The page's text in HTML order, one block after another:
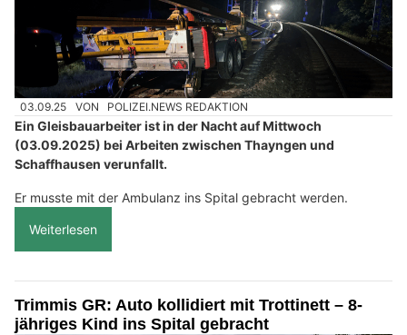
03.09.25 VON POLIZEI.NEWS REDAKTION
Ein Gleisbauarbeiter ist in der Nacht auf Mittwoch
(03.09.2025) bei Arbeiten zwischen Thayngen und
Schaffhausen verunfallt.
Er musste mit der Ambulanz ins Spital gebracht werden.
Weiterlesen
Trimmis GR: Auto kollidiert mit Trottinett – 8-
jähriges Kind ins Spital gebracht